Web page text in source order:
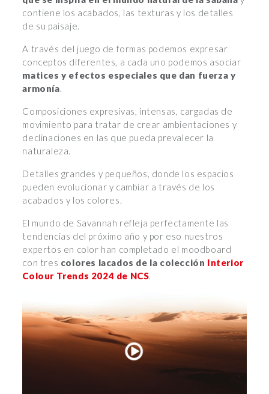
contiene los acabados, las texturas y los detalles
de su paisaje.
A través del juego de formas podemos expresar
conceptos diferentes, a cada uno podemos asociar
matices y efectos especiales que dan fuerza y
armonía.
Composiciones expresivas, intensas, cargadas de
movimiento para tratar de crear ambientaciones y
declinaciones en las que pueda prevalecer la
naturaleza.
Detalles grandes y pequeños, donde los espacios
pueden evolucionar y cambiar a través de los
acabados y los colores.
El mundo de Savannah refleja perfectamente las
tendencias del próximo año y por eso nuestros
expertos en color han completado el moodboard
con tres colores lacados de la colección Interior
Colour Trends 2024 de NCS.